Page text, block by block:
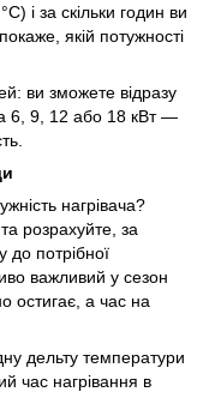
і за скільки годин ви
якій потужності
ви зможете відразу
6, 9, 12 або 18 кВт —
нагрівача?
розрахуйте, за
до потрібної
важливий у сезон
остигає, а час на
дельту температури
час нагрівання в